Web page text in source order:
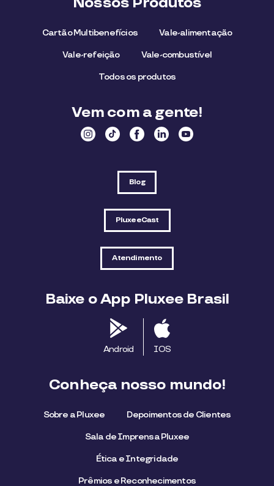
Cartão Multibenefícios Vale-alimentação
Vale-refeição Vale-combustível
Todos os produtos
Vem com a gente!
Blog
PluxeeCast
Atendimento
Baixe o App Pluxee Brasil
Android IOS
Conheça nosso mundo!
Sobre a Pluxee Depoimentos de Clientes
Sala de Imprensa Pluxee
Ética e Integridade
Prêmios e Reconhecimentos